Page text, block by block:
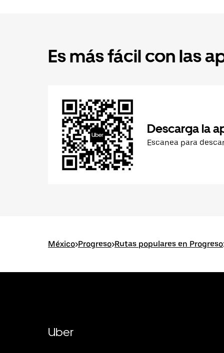
Es más fácil con las
Descarga la
Escanea para
México>Progreso>Rutas populares en Progreso
Uber